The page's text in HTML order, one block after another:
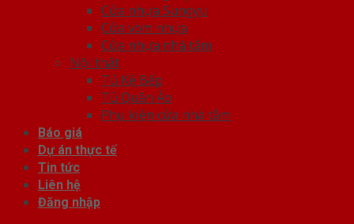
Cửa nhựa Sungyu
Cửa vòm nhựa
Cửa nhựa nhà tắm
Nội thất
Tủ Kệ Bếp
Tủ Quần Áo
Phụ kiện cửa nhà tắm
Báo giá
Dự án thực tế
Tin tức
Liên hệ
Đăng nhập